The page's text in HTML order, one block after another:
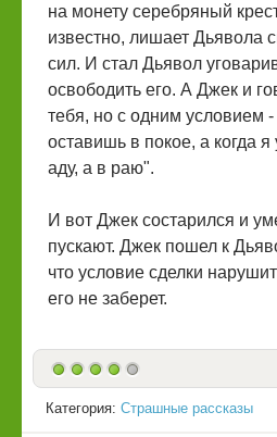
на монету серебряный
известно, лишает Дьявола
сил. И стал Дьявол
освободить его. А Джек и
тебя, но с одним условием
оставишь в покое, а когда
аду, а в раю".
И вот Джек состарился и
пускают. Джек пошел к
что условие сделки
его не заберет.
Категория: Страшные рассказы